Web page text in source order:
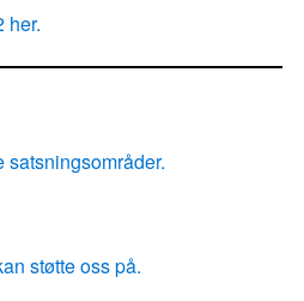
her.
satsningsområder.
støtte oss på.